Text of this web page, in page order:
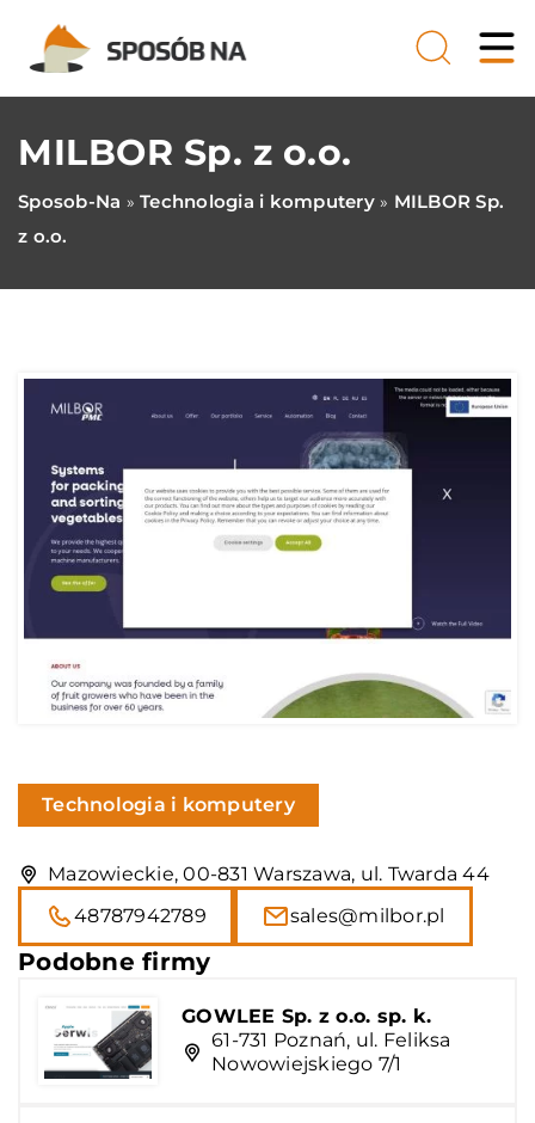
MILBOR Sp. z o.o.
Sposob-Na » Technologia i komputery» MILBOR Sp.
z o.o.
Technologia i komputery
Mazowieckie, 00-831 Warszawa, ul. Twarda 44
48787942789
sales@milbor.pl
Podobne firmy
GOWLEE Sp. z o.o. sp. k.
61-731 Poznań, ul. Feliksa
Nowowiejskiego 7/1